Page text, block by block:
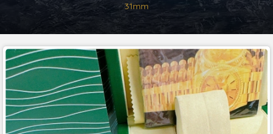
31mm